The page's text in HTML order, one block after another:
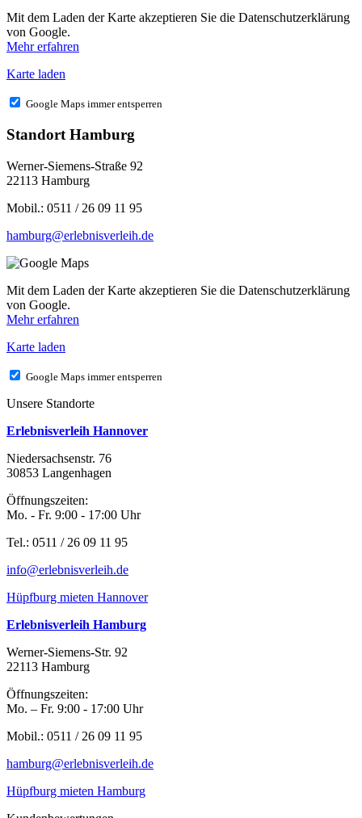
Mit dem Laden der Karte akzeptieren Sie die Datenschutzerklärung
von Google.
Mehr erfahren
Karte laden
Google Maps immer entsperren
Standort Hamburg
Werner-Siemens-Straße 92
22113 Hamburg
Mobil.: 0511 / 26 09 11 95
hamburg@erlebnisverleih.de
Mit dem Laden der Karte akzeptieren Sie die Datenschutzerklärung
von Google.
Mehr erfahren
Karte laden
Google Maps immer entsperren
Unsere Standorte
Erlebnisverleih Hannover
Niedersachsenstr. 76
30853 Langenhagen
Öffnungszeiten:
Mo. - Fr. 9:00 - 17:00 Uhr
Tel.: 0511 / 26 09 11 95
info@erlebnisverleih.de
Hüpfburg mieten Hannover
Erlebnisverleih Hamburg
Werner-Siemens-Str. 92
22113 Hamburg
Öffnungszeiten:
Mo. – Fr. 9:00 - 17:00 Uhr
Mobil.: 0511 / 26 09 11 95
hamburg@erlebnisverleih.de
Hüpfburg mieten Hamburg